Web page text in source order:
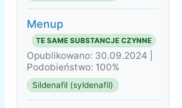
Menup
TE SAME SUBSTANCJE CZYNNE
Opublikowano: 30.09.2024 |
Podobieństwo: 100%
Sildenafil (syldenafil)